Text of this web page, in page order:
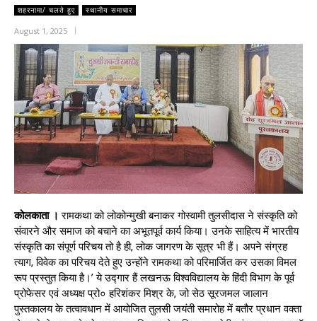
शहरनामा/ चलते हुए स्थानीय समाचार
August 1, 2025
कोलकाता । रामकथा को लोकोन्मुखी बनाकर गोस्वामी तुलसीदास ने संस्कृति को
संवारने और समाज को बचाने का अभूतपूर्व कार्य किया। उनके साहित्य में भारतीय
संस्कृति का संपूर्ण परिचय तो है ही, लोक जागरण के सूत्र भी हैं। अपने संग्रह
त्याग, विवेक का परिचय देते हुए उन्होंने रामकथा को परिमार्जित कर उसका विमल
रूप प्रस्तुत किया है।’ ये उद्गार हैं लखनऊ विश्वविद्यालय के हिंदी विभाग के पूर्व
प्रोफेसर एवं अध्यक्ष प्रो० हरिशंकर मिश्र के, जो सेठ सूरजमल जालान
पुस्तकालय के तत्वावधान में आयोजित तुलसी जयंती समारोह में बतौर प्रधान वक्ता